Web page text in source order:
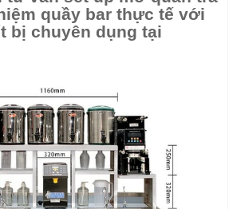
quầy bar thực tế với
bị chuyên dụng tại